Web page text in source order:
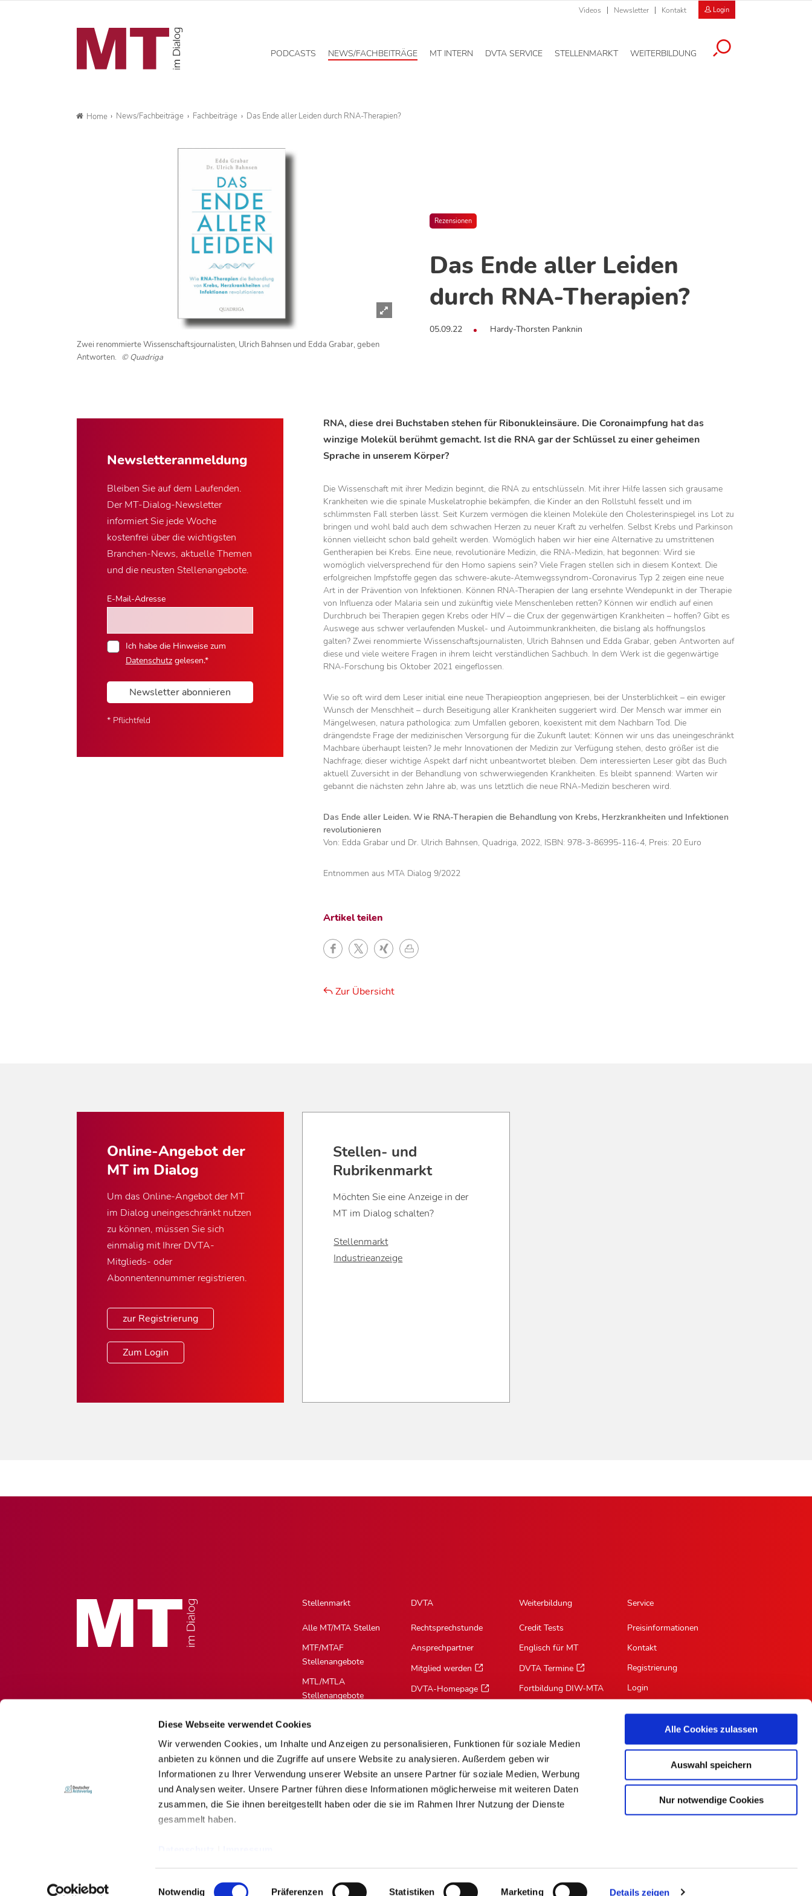
Diese Webseite verwendet Cookies
Wir verwenden Cookies, um Inhalte und Anzeigen zu personalisieren, Funktionen für soziale Medien
anbieten zu können und die Zugriffe auf unsere Website zu analysieren. Außerdem geben wir
Informationen zu Ihrer Verwendung unserer Website an unsere Partner für soziale Medien, Werbung
und Analysen weiter. Unsere Partner führen diese Informationen möglicherweise mit weiteren Daten
zusammen, die Sie ihnen bereitgestellt haben oder die sie im Rahmen Ihrer Nutzung der Dienste
gesammelt haben.
Einwilligungsauswahl
Notwendig Präferenzen Statistiken Marketing Details zeigen
Alle Cookies zulassen
Auswahl speichern
Nur notwendige Cookies
Videos Newsletter Kontakt Login
PODCASTS NEWS/FACHBEITRÄGE MT INTERN DVTA SERVICE STELLENMARKT WEITERBILDUNG
Home News/Fachbeiträge Fachbeiträge Das Ende aller Leiden durch RNA-Therapien?
Rezensionen
Das Ende aller Leiden
durch RNA-Therapien?
05.09.22 Hardy-Thorsten Panknin
Zwei renommierte Wissenschaftsjournalisten, Ulrich Bahnsen und Edda Grabar, geben
Antworten. © Quadriga
Newsletter­anmeldung
Bleiben Sie auf dem Laufenden.
Der MT-Dialog-Newsletter
informiert Sie jede Woche
kostenfrei über die wichtigsten
Branchen-News, aktuelle Themen
und die neusten Stellenangebote.
E-Mail-Adresse
Ich habe die Hinweise zum
Datenschutzgelesen.*
Newsletter abonnieren
* Pflichtfeld
RNA, diese drei Buchstaben stehen für Ribonukleinsäure. Die Coronaimpfung hat das
winzige Molekül berühmt gemacht. Ist die RNA gar der Schlüssel zu einer geheimen
Sprache in unserem Körper?
Die Wissenschaft mit ihrer Medizin beginnt, die RNA zu entschlüsseln. Mit ihrer Hilfe lassen sich grausame
Krankheiten wie die spinale Muskelatrophie bekämpfen, die Kinder an den Rollstuhl fesselt und im
schlimmsten Fall sterben lässt. Seit Kurzem vermögen die kleinen Moleküle den Cholesterinspiegel ins Lot zu
bringen und wohl bald auch dem schwachen Herzen zu neuer Kraft zu verhelfen. Selbst Krebs und Parkinson
können vielleicht schon bald geheilt werden. Womöglich haben wir hier eine Alternative zu umstrittenen
Gentherapien bei Krebs. Eine neue, revolutionäre Medizin, die RNA-Medizin, hat begonnen: Wird sie
womöglich vielversprechend für den Homo sapiens sein? Viele Fragen stellen sich in diesem Kontext. Die
erfolgreichen Impfstoffe gegen das schwere-akute-Atemwegssyndrom-Coronavirus Typ 2 zeigen eine neue
Art in der Prävention von Infektionen. Können RNA-Therapien der lang ersehnte Wendepunkt in der Therapie
von Influenza oder Malaria sein und zukünftig viele Menschenleben retten? Können wir endlich auf einen
Durchbruch bei Therapien gegen Krebs oder HIV – die Crux der gegenwärtigen Krankheiten – hoffen? Gibt es
Auswege aus schwer verlaufenden Muskel- und Autoimmunkrankheiten, die bislang als hoffnungslos
galten? Zwei renommierte Wissenschaftsjournalisten, Ulrich Bahnsen und Edda Grabar, geben Antworten auf
diese und viele weitere Fragen in ihrem leicht verständlichen Sachbuch. In dem Werk ist die gegenwärtige
RNA-Forschung bis Oktober 2021 eingeflossen.
Wie so oft wird dem Leser initial eine neue Therapieoption angepriesen, bei der Unsterblichkeit – ein ewiger
Wunsch der Menschheit – durch Beseitigung aller Krankheiten suggeriert wird. Der Mensch war immer ein
Mängelwesen, natura pathologica: zum Umfallen geboren, koexistent mit dem Nachbarn Tod. Die
drängendste Frage der medizinischen Versorgung für die Zukunft lautet: Können wir uns das uneingeschränkt
Machbare überhaupt leisten? Je mehr Innovationen der Medizin zur Verfügung stehen, desto größer ist die
Nachfrage; dieser wichtige Aspekt darf nicht unbeantwortet bleiben. Dem interessierten Leser gibt das Buch
aktuell Zuversicht in der Behandlung von schwerwiegenden Krankheiten. Es bleibt spannend: Warten wir
gebannt die nächsten zehn Jahre ab, was uns letztlich die neue RNA-Medizin bescheren wird.
Das Ende aller Leiden. Wie RNA-Therapien die Behandlung von Krebs, Herzkrankheiten und Infektionen
revolutionieren
Von: Edda Grabar und Dr. Ulrich Bahnsen, Quadriga, 2022, ISBN: 978-3-86995-116-4, Preis: 20 Euro
Entnommen aus MTA Dialog 9/2022
Artikel teilen
Zur Übersicht
Online-Angebot der
MT im Dialog
Um das Online-Angebot der MT
im Dialog uneingeschränkt nutzen
zu können, müssen Sie sich
einmalig mit Ihrer DVTA-
Mitglieds- oder
Abonnentennummer registrieren.
zur Registrierung
Zum Login
Stellen- und
Rubrikenmarkt
Möchten Sie eine Anzeige in der
MT im Dialog schalten?
Stellenmarkt
Industrieanzeige
Stellenmarkt
Alle MT/MTA Stellen
MTF/MTAF
Stellenangebote
MTL/MTLA
Stellenangebote
Stellenangebote
MTV/VMTA
Stellenangebote
DVTA
Rechtsprechstunde
Ansprechpartner
Mitglied werden
DVTA-Homepage
Weiterbildung
Credit Tests
Englisch für MT
DVTA Termine
Fortbildung DIW-MTA
Service
Preisinformationen
Kontakt
Registrierung
Login
RSS-Feed
Für Autoren